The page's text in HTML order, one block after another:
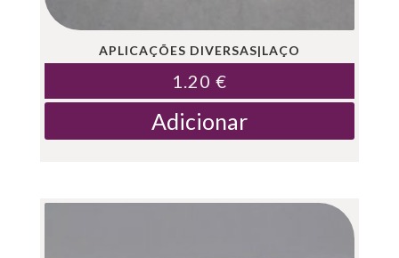
APLICAÇÕES DIVERSAS|LAÇO
1.20 €
Adicionar